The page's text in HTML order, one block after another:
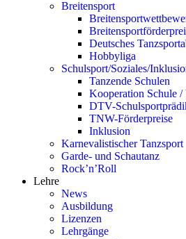
Breitensport
Deutsches
Hobbyliga
Schulsport/Soziales/
Tanzende Schulen
Kooperation Schule /
DTV-
TNW-Förderpreise
Inklusion
Karnevalistischer Tanzsport
Garde- und Schautanz
Rock’n’Roll
Lehre
News
Ausbildung
Lizenzen
Lehrgänge